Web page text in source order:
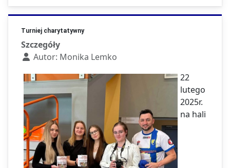
Turniej charytatywny
Szczegóły
Autor: Monika Lemko
22
lutego
2025r.
na hali